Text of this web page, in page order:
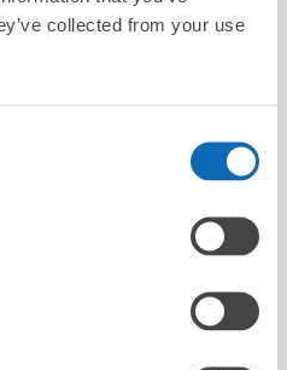
collected from your use